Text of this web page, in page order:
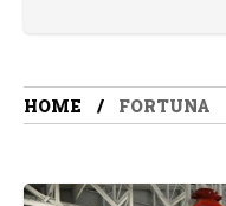
HOME FORTUNA